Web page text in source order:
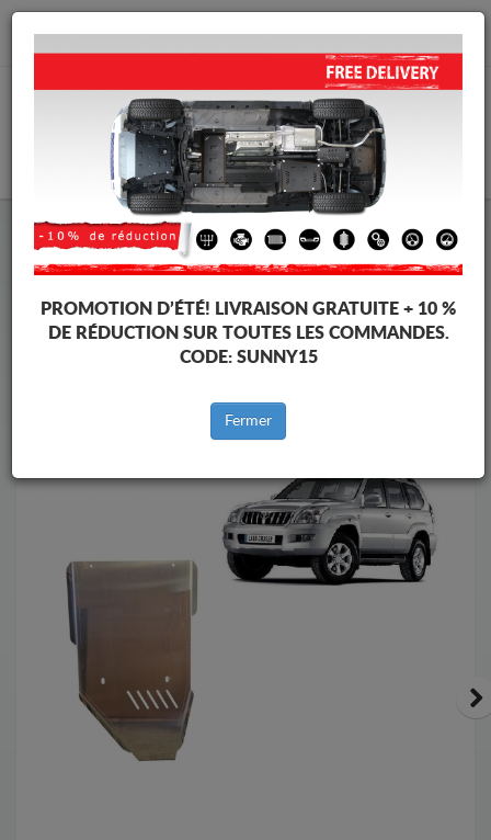
info@cachesousmoteur.fr
Cache Sous Moteur Toyota
Cache Sous Moteur Toyota Land Cruiser
Marques
PROMOTION D’ÉTÉ! LIVRAISON GRATUITE + 10 %
DE RÉDUCTION SUR TOUTES LES COMMANDES.
CODE: SUNNY15
Fermer